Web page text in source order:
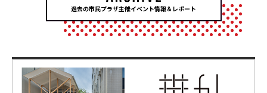
過去の市民プラザ主催イベント情報＆レポート